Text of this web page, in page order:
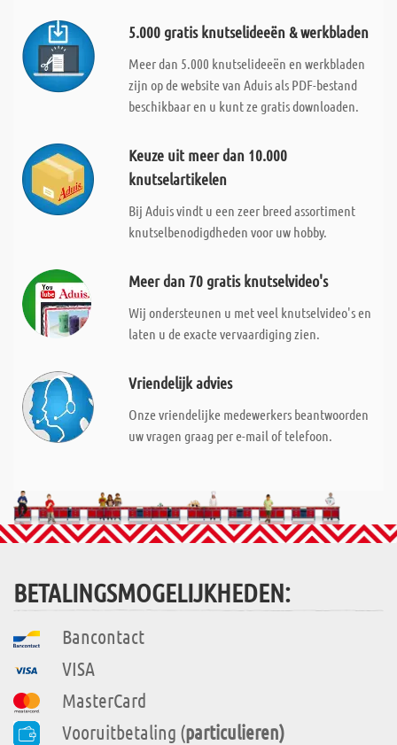
5.000 gratis knutselideeën & werkbladen
Meer dan 5.000 knutselideeën en werkbladen
zijn op de website van Aduis als PDF-bestand
beschikbaar en u kunt ze gratis downloaden.
Keuze uit meer dan 10.000
knutselartikelen
Bij Aduis vindt u een zeer breed assortiment
knutselbenodigdheden voor uw hobby.
Meer dan 70 gratis knutselvideo's
Wij ondersteunen u met veel knutselvideo's en
laten u de exacte vervaardiging zien.
Vriendelijk advies
Onze vriendelijke medewerkers beantwoorden
uw vragen graag per e-mail of telefoon.
BETALINGSMOGELIJKHEDEN:
Bancontact
VISA
MasterCard
Vooruitbetaling (particulieren)